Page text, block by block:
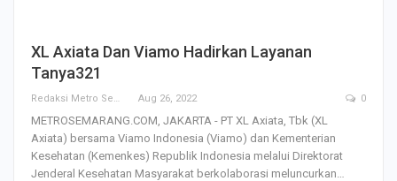
XL Axiata Dan Viamo Hadirkan Layanan
Tanya321
Redaksi Metro Semarang Aug 26, 2022 0
METROSEMARANG.COM, JAKARTA - PT XL Axiata, Tbk (XL
Axiata) bersama Viamo Indonesia (Viamo) dan Kementerian
Kesehatan (Kemenkes) Republik Indonesia melalui Direktorat
Jenderal Kesehatan Masyarakat berkolaborasi meluncurkan…